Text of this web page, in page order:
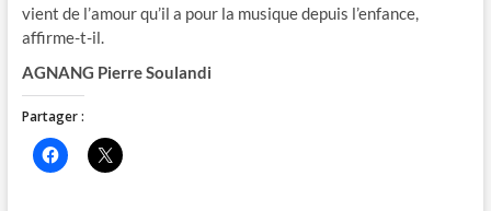
vient de l’amour qu’il a pour la musique depuis l’enfance,
affirme-t-il.
AGNANG Pierre Soulandi
Partager :
C
l
C
l